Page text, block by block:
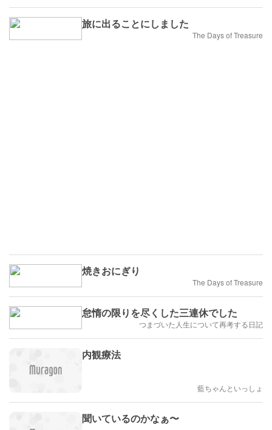
旅に出ることにしました
The Days of Treasure
焼きおにぎり
The Days of Treasure
怠惰の限りを尽くした三連休でした
つまづいた人生について再考する日記
内観療法
藍ちゃんといっしょ
聞いているのかなぁ〜